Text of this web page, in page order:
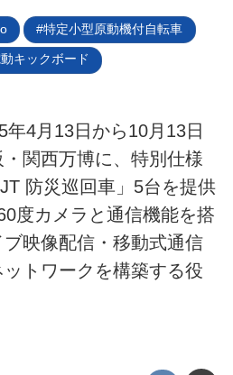
ード
について
特定小型原動機付自転車
キックボード
年4月13日から10月13日
関西万博に、特別仕様
防災巡回車」5台を提供
度カメラと通信機能を搭
映像配信・移動式通信
トワークを構築する役